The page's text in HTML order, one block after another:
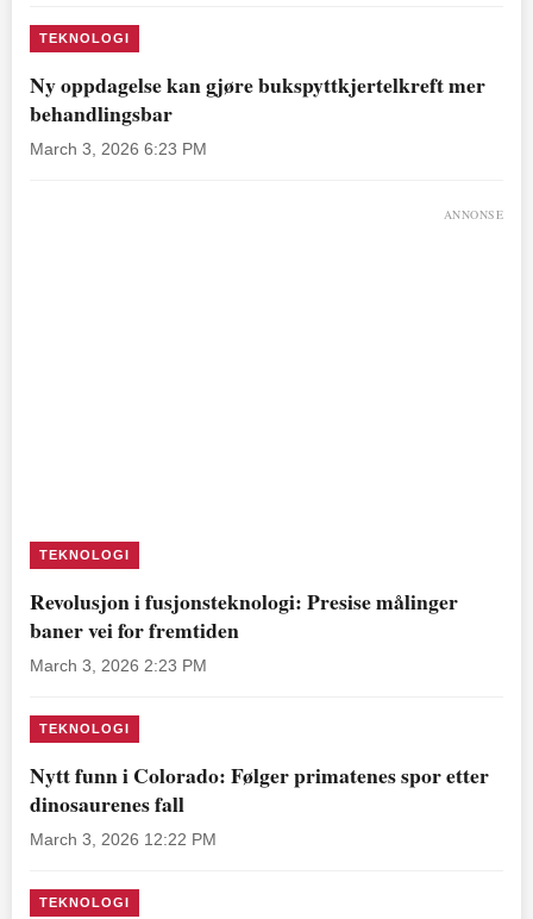
TEKNOLOGI
Ny oppdagelse kan gjøre bukspyttkjertelkreft mer
behandlingsbar
March 3, 2026 6:23 PM
ANNONSE
TEKNOLOGI
Revolusjon i fusjonsteknologi: Presise målinger
baner vei for fremtiden
March 3, 2026 2:23 PM
TEKNOLOGI
Nytt funn i Colorado: Følger primatenes spor etter
dinosaurenes fall
March 3, 2026 12:22 PM
TEKNOLOGI